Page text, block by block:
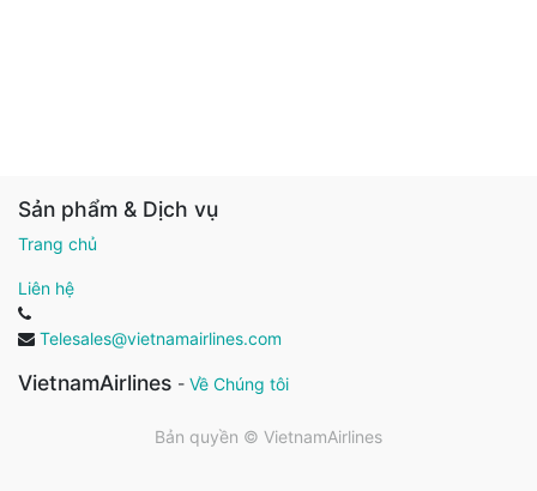
Sản phẩm & Dịch vụ
Trang chủ
Liên hệ
Telesales@vietnamairlines.com
VietnamAirlines - Về Chúng tôi
Bản quyền © VietnamAirlines